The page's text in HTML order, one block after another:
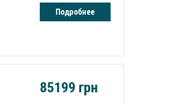
Подробнее
85199 грн